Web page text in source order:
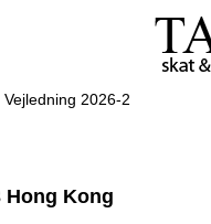
2026-2
Hong Kong